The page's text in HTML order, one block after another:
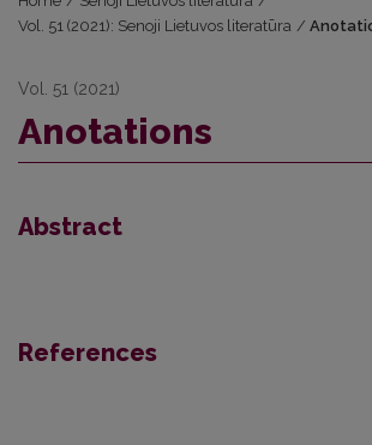
Vol. 51 (2021): Senoji Lietuvos literatūra /
Vol. 51 (2021)
Anotations
Abstract
References